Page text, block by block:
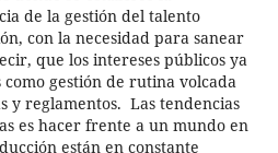
de la gestión del talento
con la necesidad para sanear
que los intereses públicos ya
gestión de rutina volcada
y reglamentos. Las tendencias
es hacer frente a un mundo en
están en constante